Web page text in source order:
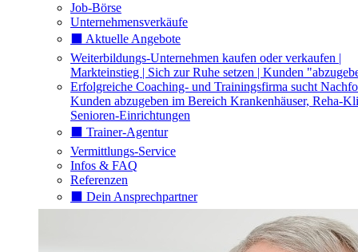
Job-Börse
Unternehmensverkäufe
⬛️ Aktuelle Angebote
Weiterbildungs-Unternehmen kaufen oder verkaufen |
Markteinstieg | Sich zur Ruhe setzen | Kunden
Erfolgreiche Coaching- und Trainingsfirma sucht
Kunden abzugeben im Bereich Krankenhäuser, Reha-
Senioren-Einrichtungen
⬛️ Trainer-Agentur
Vermittlungs-Service
Infos & FAQ
Referenzen
⬛️ Dein Ansprechpartner